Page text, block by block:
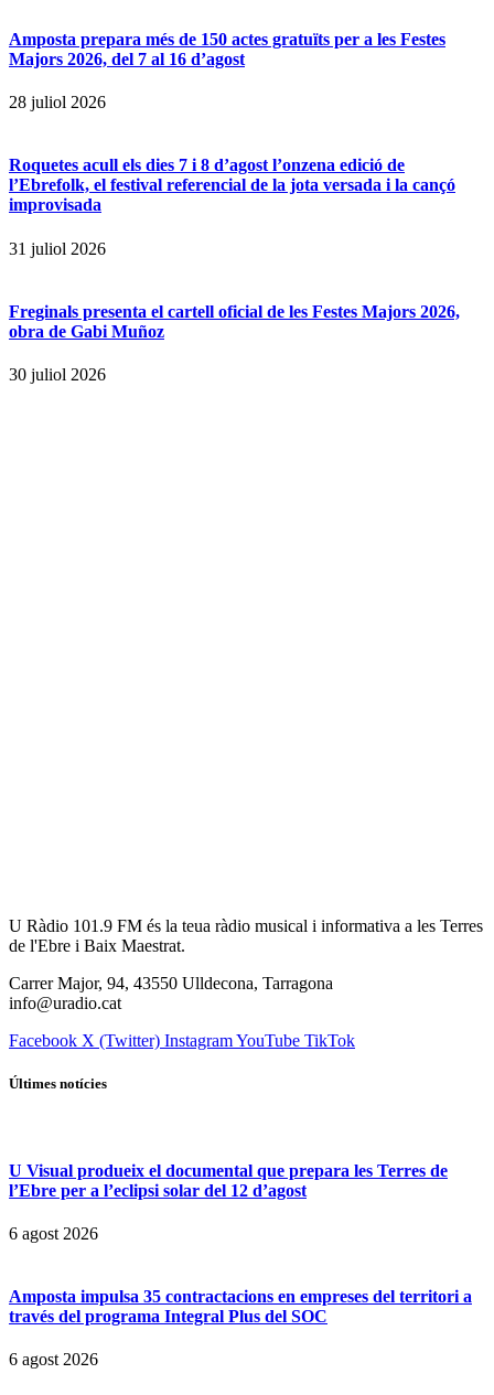
Amposta prepara més de 150 actes gratuïts per a les Festes
Majors 2026, del 7 al 16 d’agost
28 juliol 2026
Roquetes acull els dies 7 i 8 d’agost l’onzena edició de
l’Ebrefolk, el festival referencial de la jota versada i la cançó
improvisada
31 juliol 2026
Freginals presenta el cartell oficial de les Festes Majors 2026,
obra de Gabi Muñoz
30 juliol 2026
U Ràdio 101.9 FM és la teua ràdio musical i informativa a les Terres
de l'Ebre i Baix Maestrat.
Carrer Major, 94, 43550 Ulldecona, Tarragona
info@uradio.cat
Facebook X (Twitter) InstagramYouTube TikTok
Últimes notícies
U Visual produeix el documental que prepara les Terres de
l’Ebre per a l’eclipsi solar del 12 d’agost
6 agost 2026
Amposta impulsa 35 contractacions en empreses del territori a
través del programa Integral Plus del SOC
6 agost 2026